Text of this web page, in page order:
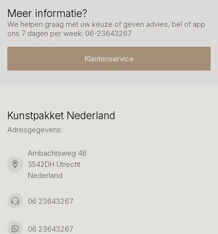
Meer informatie?
We helpen graag met uw keuze of geven advies, bel of app
ons 7 dagen per week: 06-23643267
Klantenservice
Kunstpakket Nederland
Adresgegevens:
Ambachtsweg 46
3542DH Utrecht
Nederland
06 23643267
06 23643267